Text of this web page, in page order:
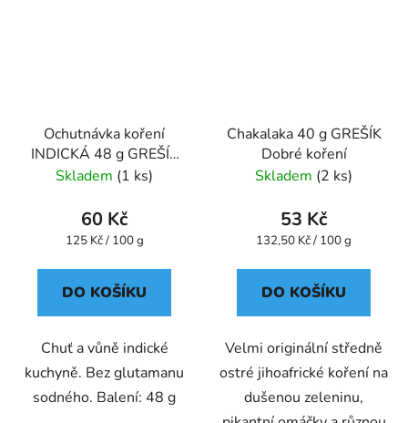
Ochutnávka koření
INDICKÁ 48 g GREŠÍK
Dobré koření
Skladem (1 ks)
60 Kč
Měrná
125 Kč / 100 g
DO KOŠÍKU
Chuť a vůně indické
kuchyně. Bez glutamanu
sodného. Balení: 48 g
Chakalaka 40 g GREŠÍK
Dobré koření
Skladem (2 ks)
53 Kč
Měrná
132,50 Kč / 100 g
DO KOŠÍKU
Velmi originální středně
ostré jihoafrické koření na
dušenou zeleninu,